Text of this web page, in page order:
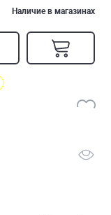
Наличие в магазинах